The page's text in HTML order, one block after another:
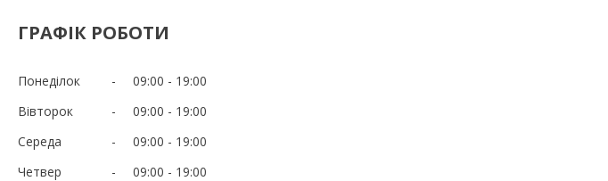
ГРАФІК РОБОТИ
Понеділок 09:00
19:00
Вівторок
09:00
19:00
Середа
09:00
19:00
Четвер
09:00
19:00